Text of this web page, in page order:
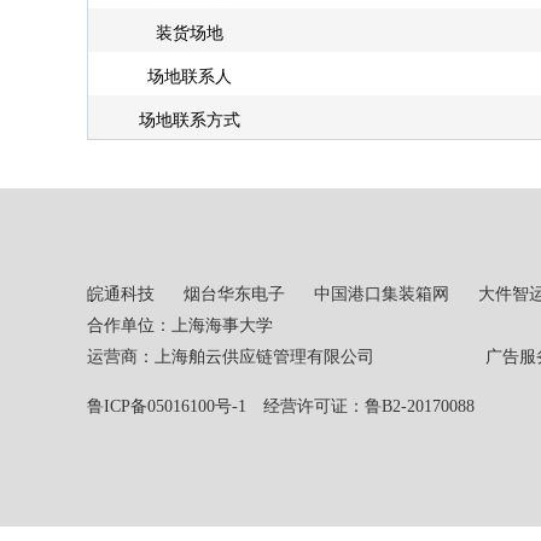
装货场地
场地联系人
场地联系方式
皖通科技 烟台华东电子 中国港口集装箱网
大件智
合作单位：上海海事大学
运营商：上海舶云供应链管理有限公司 广告服务热
鲁ICP备05016100号-1 经营许可证：鲁B2-20170088